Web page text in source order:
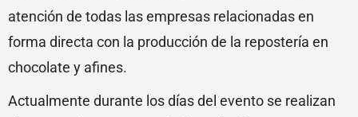
atención de todas las empresas relacionadas en
forma directa con la producción de la repostería en
chocolate y afines.
Actualmente durante los días del evento se realizan